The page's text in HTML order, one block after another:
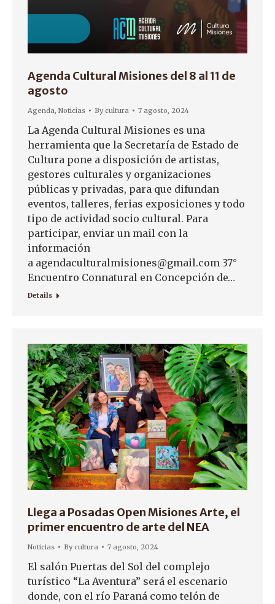
Agenda Cultural Misiones del 8 al 11 de
agosto
Agenda Noticias Bycultura 7 agosto, 2024
La Agenda Cultural Misiones es una
herramienta que la Secretaría de Estado de
Cultura pone a disposición de artistas,
gestores culturales y organizaciones
públicas y privadas, para que difundan
eventos, talleres, ferias exposiciones y todo
tipo de actividad socio cultural. Para
participar, enviar un mail con la
información
a agendaculturalmisiones@gmail.com 37°
Encuentro Connatural en Concepción de…
Details
Llega a Posadas Open Misiones Arte, el
primer encuentro de arte del NEA
Noticias Bycultura 7 agosto, 2024
El salón Puertas del Sol del complejo
turístico “La Aventura” será el escenario
donde, con el río Paraná como telón de